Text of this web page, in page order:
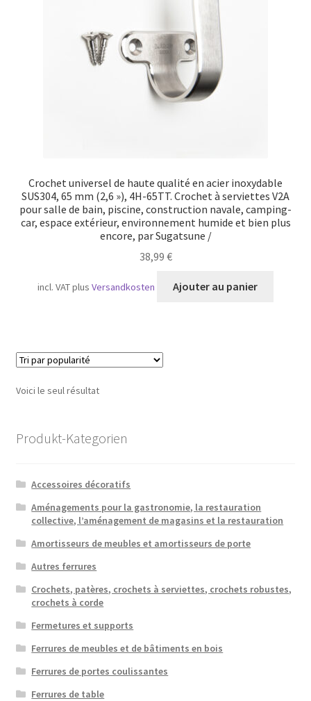
Crochet universel de haute qualité en acier inoxydable
SUS304, 65 mm (2,6 »), 4H-65TT. Crochet à serviettes V2A
pour salle de bain, piscine, construction navale, camping-
car, espace extérieur, environnement humide et bien plus
encore, par Sugatsune /
38,99 €
incl. VATplusVersandkosten Ajouter au panier
Voici le seul résultat
Produkt-Kategorien
Accessoires décoratifs
Aménagements pour la gastronomie, la restauration
collective, l’aménagement de magasins et la restauration
Amortisseurs de meubles et amortisseurs de porte
Autres ferrures
Crochets, patères, crochets à serviettes, crochets robustes,
crochets à corde
Fermetures et supports
Ferrures de meubles et de bâtiments en bois
Ferrures de portes coulissantes
Ferrures de table